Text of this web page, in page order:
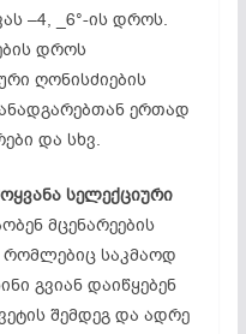
–4, _6°-ის დროს.
დროს
ღონისძიების
ერთად
და სხვ.
სელექციური
მცენარეების
რომლებიც საკმაოდ
გვიან დაიწყებენ
შემდეგ და ადრე